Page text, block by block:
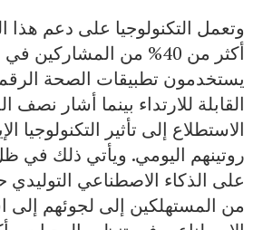
وتعمل التكنولوجيا على دعم هذا
أكثر من 40% من
يستخدمون تطبيقات الصحة
القابلة للارتداء بينما أشار
الاستطلاع إلى تأثير التكنولوجيا
روتينهم اليومي. ويأتي ذلك في
من المستهلكين إلى لجوئهم إلى